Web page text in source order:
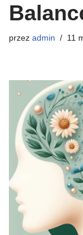
przez admin 11